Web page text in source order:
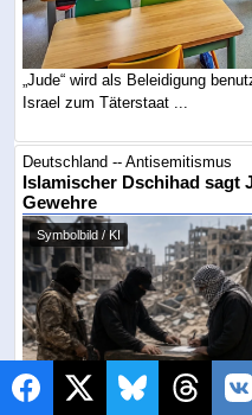
„Jude“ wird als Beleidigung
Israel zum Täterstaat ...
Deutschland -- Antisemitismus
Islamischer Dschihad sagt
Gewehre
Symbolbild / KI